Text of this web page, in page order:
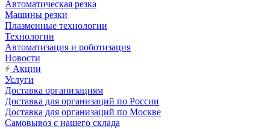
Автоматическая резка
Машины резки
Плазменные технологии
Технологии
Автоматизация и роботизация
Новости
Акции
Услуги
Доставка организациям
Доставка для организаций по России
Доставка для организаций по Москве
Самовывоз с нашего склада